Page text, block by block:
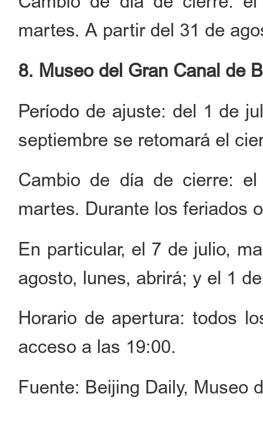
martes. A partir del 31 de
8. Museo del Gran Canal de
Período de ajuste: del 1 de
septiembre se retomará el
Cambio de día de cierre:
martes. Durante los feriados
En particular, el 7 de julio,
agosto, lunes, abrirá; y el 1
Horario de apertura: todos
acceso a las 19:00.
Fuente: Beijing Daily, Museo